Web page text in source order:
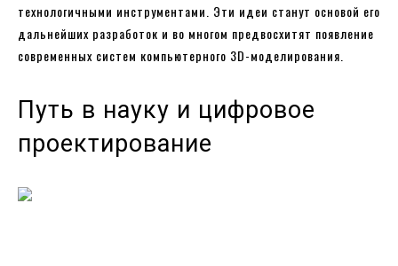
технологичными инструментами. Эти идеи станут основой его
дальнейших разработок и во многом предвосхитят появление
современных систем компьютерного 3D-моделирования.
Путь в науку и цифровое
проектирование